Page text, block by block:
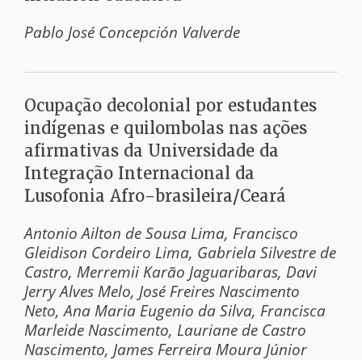
Pablo José Concepción Valverde
Ocupação decolonial por estudantes
indígenas e quilombolas nas ações
afirmativas da Universidade da
Integração Internacional da
Lusofonia Afro-brasileira/Ceará
Antonio Ailton de Sousa Lima Francisco
Gleidison Cordeiro Lima Gabriela Silvestre de
Castro Merremii Karão Jaguaribaras Davi
Jerry Alves Melo José Freires Nascimento
Neto Ana Maria Eugenio da Silva Francisca
Marleide Nascimento Lauriane de Castro
Nascimento James Ferreira Moura Júnior